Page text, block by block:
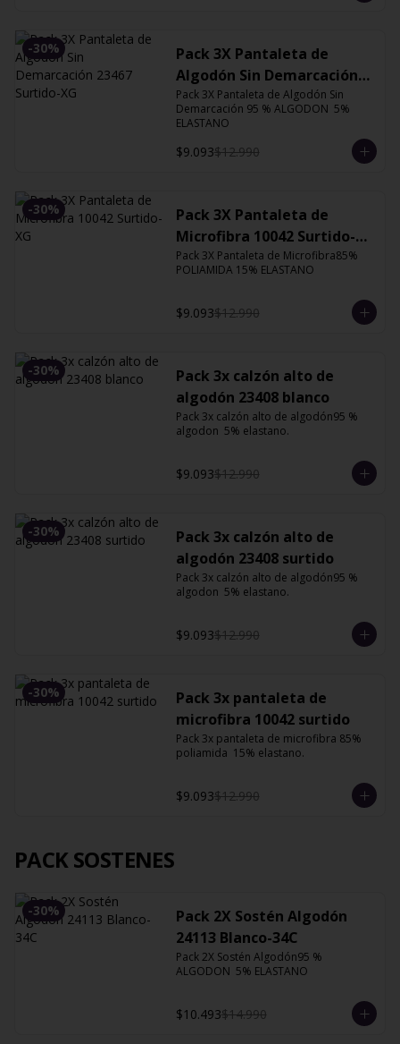
-30%
Pack 3X Pantaleta de
Algodón Sin Demarcación
23467 Surtido-XG
Pack 3X Pantaleta de Algodón Sin
Demarcación 95 % ALGODON  5%
ELASTANO
$9.093$12.990
-30%
Pack 3X Pantaleta de
Microfibra 10042 Surtido-
XG
Pack 3X Pantaleta de Microfibra85%
POLIAMIDA 15% ELASTANO
$9.093$12.990
-30%
Pack 3x calzón alto de
algodón 23408 blanco
Pack 3x calzón alto de algodón95 %
algodon  5% elastano.
$9.093$12.990
-30%
Pack 3x calzón alto de
algodón 23408 surtido
Pack 3x calzón alto de algodón95 %
algodon  5% elastano.
$9.093$12.990
-30%
Pack 3x pantaleta de
microfibra 10042 surtido
Pack 3x pantaleta de microfibra 85%
poliamida  15% elastano.
$9.093$12.990
PACK SOSTENES
-30%
Pack 2X Sostén Algodón
24113 Blanco-34C
Pack 2X Sostén Algodón95 %
ALGODON  5% ELASTANO
$10.493$14.990